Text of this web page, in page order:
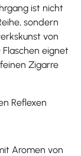
ist nicht
sondern
von
eignet
Zigarre
Reflexen
Aromen von